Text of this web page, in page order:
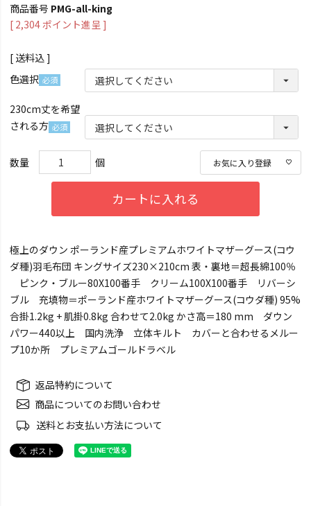
商品番号 PMG-all-king
[ 2,304ポイント進呈 ]
送料込
色選択
須)
230cm丈を希望
される方
須)
お気に入り登録
カートに入れる
極上のダウン ポーランド産プレミアムホワイトマザーグース(コウ
ダ種)羽毛布団 キングサイズ230×210cm 表・裏地＝超長綿100％
ピンク・ブルー80X100番手 クリーム100X100番手 リバーシ
ブル 充填物＝ポーランド産ホワイトマザーグース(コウダ種) 95%
合掛1.2kg + 肌掛0.8kg 合わせて2.0kg かさ高＝180 mm ダウン
パワー440以上 国内洗浄 立体キルト カバーと合わせるメルー
プ10か所 プレミアムゴールドラベル
返品特約について
商品についてのお問い合わせ
送料とお支払い方法について